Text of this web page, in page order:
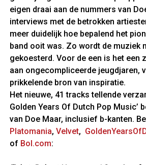
eigen draai aan de nummers van
interviews met de betrokken
meer duidelijk hoe bepalend het
band ooit was. Zo wordt de muziek
gekoesterd. Voor de een is het een
aan ongecompliceerde jeugdjaren,
prikkelende bron van inspiratie.
Het nieuwe, 41 tracks tellende
Golden Years Of Dutch Pop Music’
van Doe Maar, inclusief b-kanten.
Platomania, Velvet,
of Bol.com: